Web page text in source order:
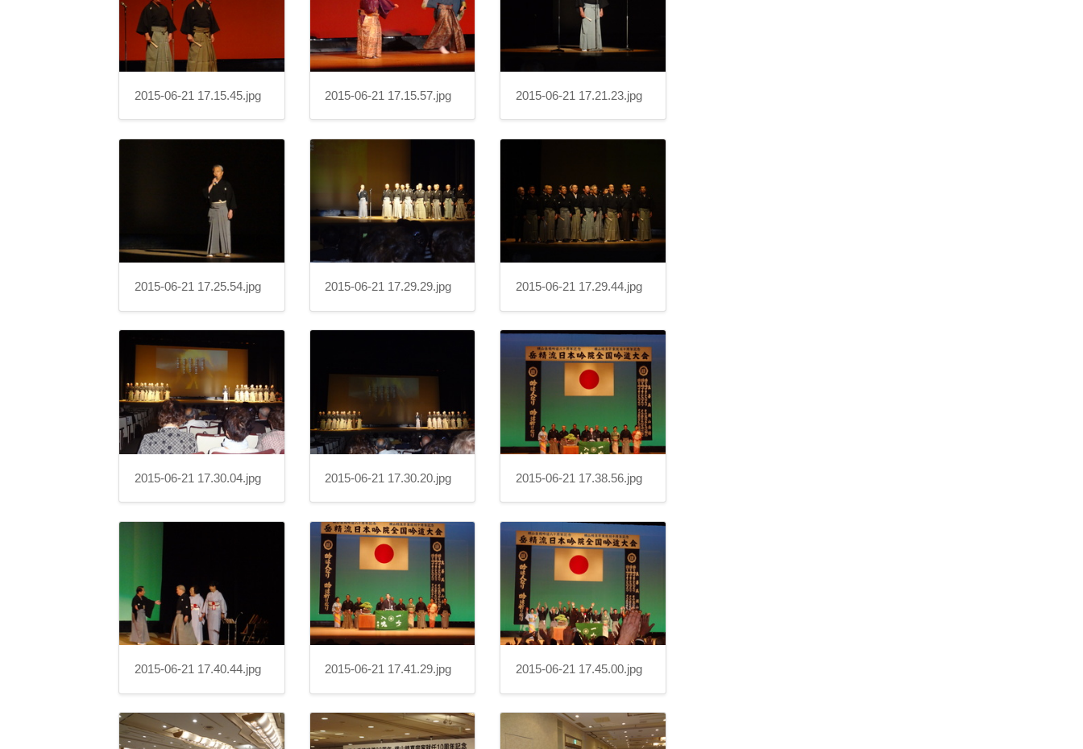
2015-06-21 17.15.45.jpg 2015-06-21 17.15.57.jpg 2015-06-21 17.21.23.jpg
2015-06-21 17.25.54.jpg 2015-06-21 17.29.29.jpg 2015-06-21 17.29.44.jpg
2015-06-21 17.30.04.jpg 2015-06-21 17.30.20.jpg 2015-06-21 17.38.56.jpg
2015-06-21 17.40.44.jpg 2015-06-21 17.41.29.jpg 2015-06-21 17.45.00.jpg